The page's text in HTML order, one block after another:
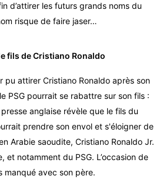
d’attirer les futurs grands noms du
risque de faire jaser…
fils de Cristiano Ronaldo
pu attirer Cristiano Ronaldo après son
PSG pourrait se rabattre sur son fils :
anglaise révèle que le fils du
prendre son envol et s'éloigner de
Arabie saoudite, Cristiano Ronaldo Jr.
et notamment du PSG. L’occasion de
manqué avec son père.